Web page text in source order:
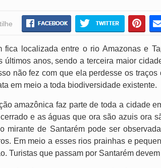
fica localizada entre o rio Amazonas e
últimos anos, sendo a terceira maior
não fez com que ela perdesse os
em meio a toda biodiversidade existente.
amazônica faz parte de toda a cidade
e as águas que ora são azuis ora
mirante de Santarém pode ser
Em meio a esses rios prainhas e
Turistas que passam por Santarém